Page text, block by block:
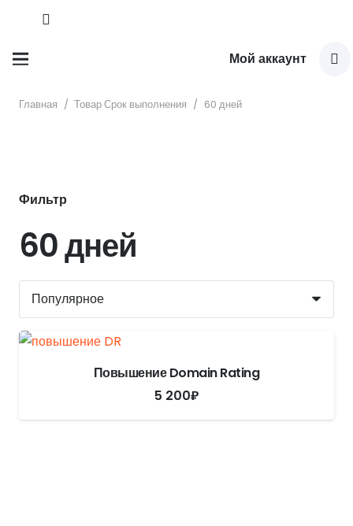
Мой аккаунт
Главная / Товар Срок выполнения / 60 дней
Фильтр
60 дней
Повышение Domain Rating
5 200₽